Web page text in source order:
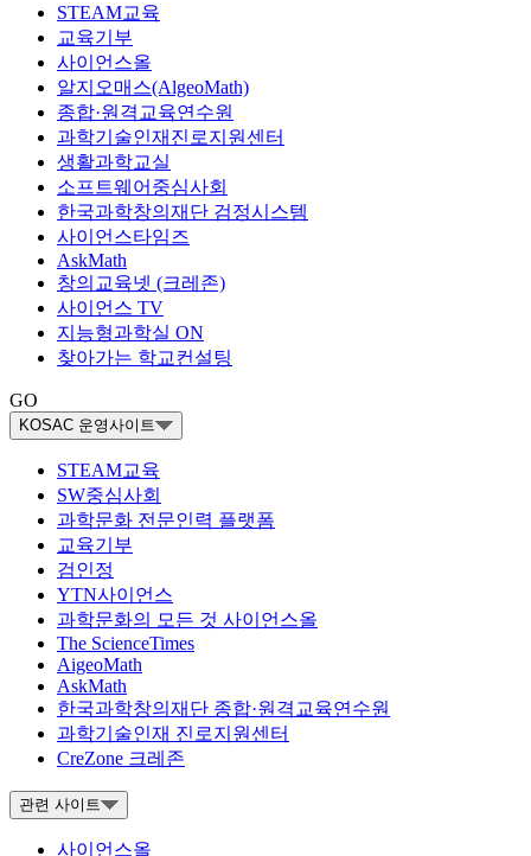
STEAM교육
교육기부
사이언스올
알지오매스(AlgeoMath)
종합·원격교육연수원
과학기술인재진로지원센터
생활과학교실
소프트웨어중심사회
한국과학창의재단 검정시스템
사이언스타임즈
AskMath
창의교육넷 (크레존)
사이언스 TV
지능형과학실 ON
찾아가는 학교컨설팅
GO
KOSAC 운영사이트
STEAM교육
SW중심사회
과학문화 전문인력 플랫폼
교육기부
검인정
YTN사이언스
과학문화의 모든 것 사이언스올
The ScienceTimes
AigeoMath
AskMath
한국과학창의재단 종합·원격교육연수원
과학기술인재 진로지원센터
CreZone 크레존
관련 사이트
사이언스올